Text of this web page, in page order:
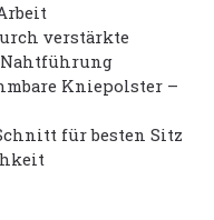
verstärkte
Kniepolster –
für besten Sitz